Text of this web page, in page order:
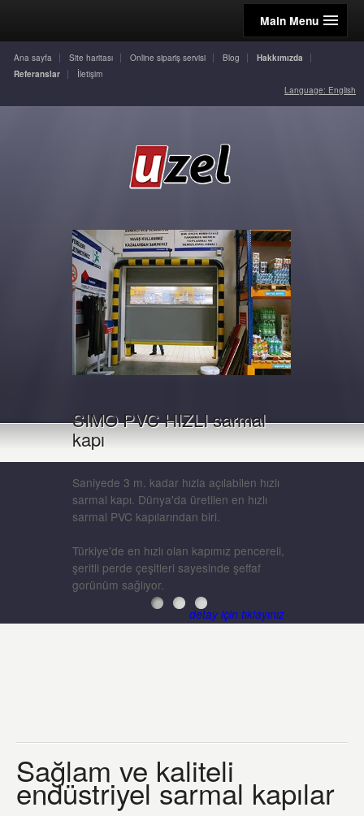
Main Menu
Ana sayfa Site haritası Online sipariş servisi Blog
Hakkımızda
Referanslar
İletişim
Language: English
SIMO PVC HIZLI sarmal
kapı
Saniyede 3 m. kadar hızla açılabilen hızlı
sarmal kapı. Dünya'da üretilen en hızlı
sarmal PVC kapılarından biri.
Türkiye'de en hızlı olan kapımız pencereli,
şeritli perde çeşitleri sayesinde şeffaf
gorünüm sağlıyor.
detay için tıklayınız
Sağlam ve kaliteli
endüstriyel sarmal kapılar